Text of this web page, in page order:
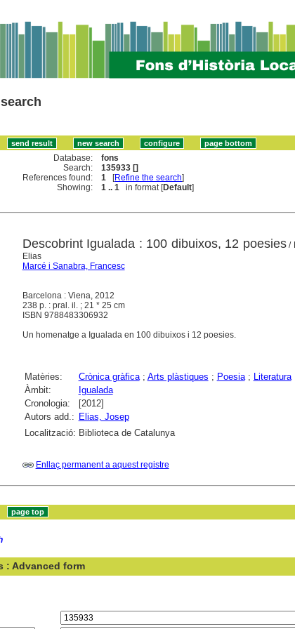
Database:
fons
Search:
135933 []
References found:
1 [Refine the search]
Showing:
1 .. 1 in format [Default]
Descobrint Igualada : 100 dibuixos, 12 poesies/
Elias
Marcé i Sanabra, Francesc
Barcelona : Viena, 2012
238 p. : pral. il. ; 21 * 25 cm
ISBN 9788483306932
Un homenatge a Igualada en 100 dibuixos i 12 poesies.
Matèries: Crònica gràfica; Arts plàstiques ; Poesia; Literatura
Àmbit:
Igualada
Cronologia:
[2012]
Autors add.: Elias, Josep
Localització: Biblioteca de Catalunya
Enllaç permanent a aquest registre
: Advanced form